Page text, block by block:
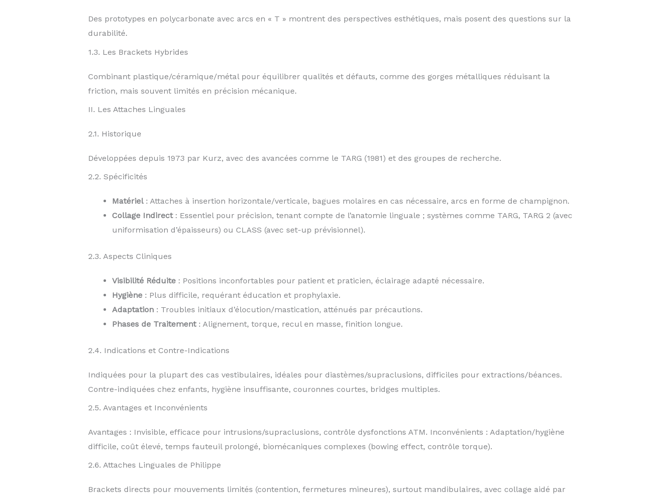
Des prototypes en polycarbonate avec arcs en « T » montrent des perspectives esthétiques, mais posent des questions sur la
durabilité.
1.3. Les Brackets Hybrides
Combinant plastique/céramique/métal pour équilibrer qualités et défauts, comme des gorges métalliques réduisant la
friction, mais souvent limités en précision mécanique.
II. Les Attaches Linguales
2.1. Historique
Développées depuis 1973 par Kurz, avec des avancées comme le TARG (1981) et des groupes de recherche.
2.2. Spécificités
Matériel: Attaches à insertion horizontale/verticale, bagues molaires en cas nécessaire, arcs en forme de champignon.
Collage Indirect: Essentiel pour précision, tenant compte de l’anatomie linguale ; systèmes comme TARG, TARG 2 (avec
uniformisation d’épaisseurs) ou CLASS (avec set-up prévisionnel).
2.3. Aspects Cliniques
Visibilité Réduite: Positions inconfortables pour patient et praticien, éclairage adapté nécessaire.
Hygiène: Plus difficile, requérant éducation et prophylaxie.
Adaptation: Troubles initiaux d’élocution/mastication, atténués par précautions.
Phases de Traitement: Alignement, torque, recul en masse, finition longue.
2.4. Indications et Contre-Indications
Indiquées pour la plupart des cas vestibulaires, idéales pour diastèmes/supraclusions, difficiles pour extractions/béances.
Contre-indiquées chez enfants, hygiène insuffisante, couronnes courtes, bridges multiples.
2.5. Avantages et Inconvénients
Avantages : Invisible, efficace pour intrusions/supraclusions, contrôle dysfonctions ATM. Inconvénients : Adaptation/hygiène
difficile, coût élevé, temps fauteuil prolongé, biomécaniques complexes (bowing effect, contrôle torque).
2.6. Attaches Linguales de Philippe
Brackets directs pour mouvements limités (contention, fermetures mineures), surtout mandibulaires, avec collage aidé par